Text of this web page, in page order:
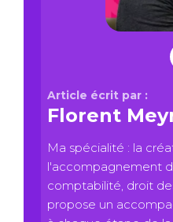
Article écrit par :
Florent
Ma spécialité : la
l'accompagnement
comptabilité, droit
propose un